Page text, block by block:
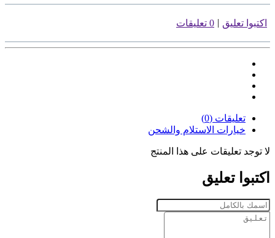
اكتبوا تعليق | 0 تعليقات
تعليقات (0)
خيارات الاستلام والشحن
لا توجد تعليقات على هذا المنتج
اكتبوا تعليق